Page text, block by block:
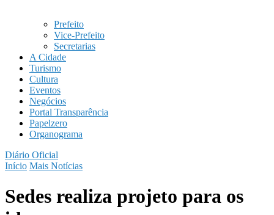
Prefeito
Vice-Prefeito
Secretarias
A Cidade
Turismo
Cultura
Eventos
Negócios
Portal Transparência
Papelzero
Organograma
Diário Oficial
Início Mais Notícias
Sedes realiza projeto para os